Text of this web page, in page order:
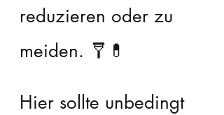
reduzieren oder zu
meiden. 🩼💊
Hier sollte unbedingt